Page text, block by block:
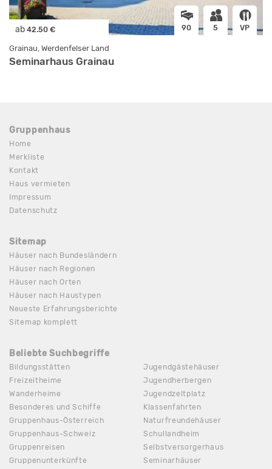
ab 42.50 € 90 5 VP
Grainau, Werdenfelser Land
Seminarhaus Grainau
Gruppenhaus
Home
Merkliste
Kontakt
Haus vermieten
Impressum
Datenschutz
Sitemap
Häuser nach Bundesländern
Häuser nach Regionen
Häuser nach Orten
Häuser nach Haustypen
Neueste Erfahrungsberichte
Sitemap komplett
Beliebte Suchbegriffe
Bildungsstätten
Freizeitheime
Wanderheime
Besonderes und Schiffe
Gruppenhaus-Österreich
Gruppenhaus-Schweiz
Gruppenreisen
Gruppenunterkünfte
Jugendgästehäuser
Jugendherbergen
Jugendzeltplatz
Klassenfahrten
Naturfreundehäuser
Schullandheim
Selbstversorgerhaus
Seminarhäuser